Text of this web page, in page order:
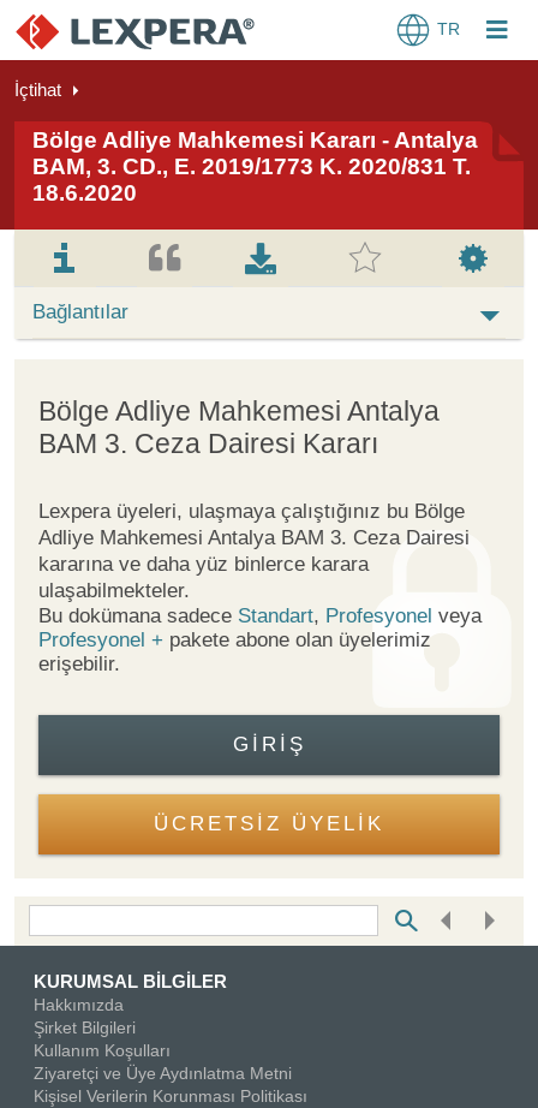
TR
İçtihat
Bölge Adliye Mahkemesi Kararı - Antalya
BAM, 3. CD., E. 2019/1773 K. 2020/831 T.
18.6.2020
Bağlantılar
Bölge Adliye Mahkemesi Antalya
BAM 3. Ceza Dairesi Kararı
Lexpera üyeleri, ulaşmaya çalıştığınız bu Bölge
Adliye Mahkemesi Antalya BAM 3. Ceza Dairesi
kararına ve daha yüz binlerce karara
ulaşabilmekteler.
Bu dokümana sadece Standart, Profesyonel veya
Profesyonel + pakete abone olan üyelerimiz
erişebilir.
GIRIŞ
ÜCRETSİZ ÜYELİK
KURUMSAL BİLGİLER
Hakkımızda
Şirket Bilgileri
Kullanım Koşulları
Ziyaretçi ve Üye Aydınlatma Metni
Kişisel Verilerin Korunması Politikası